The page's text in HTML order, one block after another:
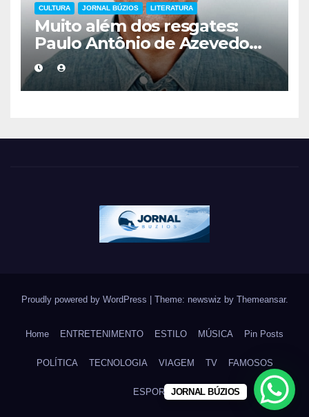
CULTURA JORNAL BÚZIOS LITERATURA
Muito além dos resgates:
Paulo Antônio de Azevedo
eterniza a coragem, a
humanidade e a missão dos
guarda-vidas na literatura
Proudly powered by WordPress Theme: newswiz by Themeansar.
Home ENTRETENIMENTO ESTILO MÚSICA Pin Posts
POLÍTICA TECNOLOGIA VIAGEM TV FAMOSOS
ESPORTEJORNAL BÚZIOS